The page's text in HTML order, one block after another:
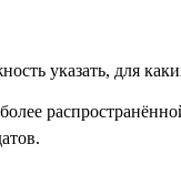
указать, для